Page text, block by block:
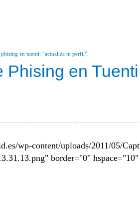
phising en tuenti: “actualiza tu perfil”.
Phising en
wp-content/uploads/2011/05/
" border="0"